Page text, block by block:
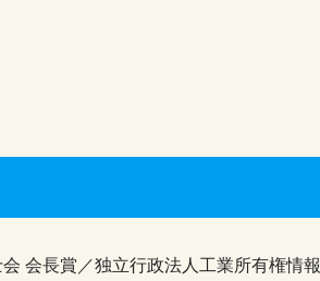
会長賞／独立行政法人工業所有権情